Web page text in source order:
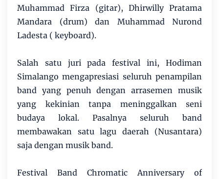
Muhammad Firza (gitar), Dhirwilly Pratama
Mandara (drum) dan Muhammad Nurond
Ladesta ( keyboard).
Salah satu juri pada festival ini, Hodiman
Simalango mengapresiasi seluruh penampilan
band yang penuh dengan arrasemen musik
yang kekinian tanpa meninggalkan seni
budaya lokal. Pasalnya seluruh band
membawakan satu lagu daerah (Nusantara)
saja dengan musik band.
Festival Band Chromatic Anniversary of